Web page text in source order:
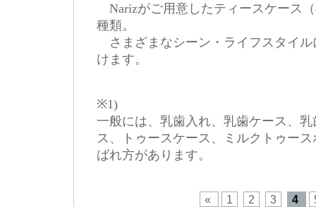
Narizがご用意したティースケース
種類。
さまざまなシーン・ライフスタイル
けます。
※1)
一般には、乳歯入れ、乳歯ケース、
ス、トゥースケース、ミルクトゥー
ばれ方があります。
« 1 2 3 4